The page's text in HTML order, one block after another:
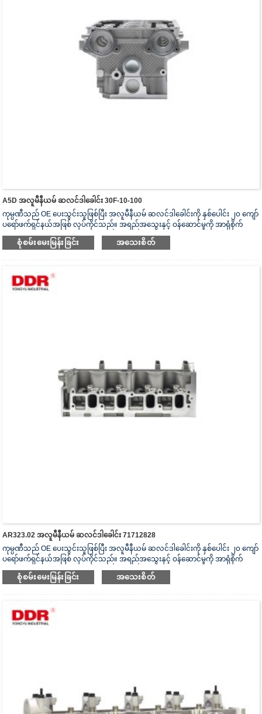
A5D အလူမီနီယမ် ဆလင်ဒါခေါင်း 30F-10-100
ကုမ္ပဏီသည် OE ပေးသွင်းသူဖြစ်ပြီး အလူမီနီယမ် ဆလင်ဒါခေါင်းကို နှစ်ပေါင်း ၂၀ ကျော်
ပရော်ဖက်ရှင်နယ်အဖြစ် လုပ်ကိုင်သည်။ အရည်အသွေးနှင့် ဝန်ဆောင်မှုကို အာရုံစိုက်
သည်။ ဆလင်ဒါခေါင်းသည် ISO16949 စစ်မှန်ကြောင်းအထောက်အထားပြမှုလက်မှတ်၊
“အလုံပိတ် ဆလင်ဒါခေါင်း”၊ “ဆလင်ဒါခေါင်း၏ ရှည်လျားသောအသုံးဝင်သော
စုံစမ်းမေးမြန်းခြင်း အသေးစိတ်
AR323.02 အလူမီနီယမ် ဆလင်ဒါခေါင်း 71712828
ကုမ္ပဏီသည် OE ပေးသွင်းသူဖြစ်ပြီး အလူမီနီယမ် ဆလင်ဒါခေါင်းကို နှစ်ပေါင်း ၂၀ ကျော်
ပရော်ဖက်ရှင်နယ်အဖြစ် လုပ်ကိုင်သည်။ အရည်အသွေးနှင့် ဝန်ဆောင်မှုကို အာရုံစိုက်
သည်။ ဆလင်ဒါခေါင်းသည် ISO16949 စစ်မှန်ကြောင်းအထောက်အထားပြမှုလက်မှတ်၊
“အလုံပိတ် ဆလင်ဒါခေါင်း”၊ “ဆလင်ဒါခေါင်း၏ ရှည်လျားသောအသုံးဝင်သော
စုံစမ်းမေးမြန်းခြင်း အသေးစိတ်